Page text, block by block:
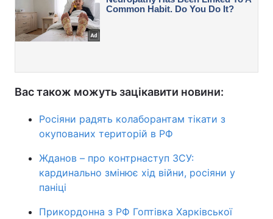
Вас також можуть зацікавити новини:
Росіяни радять колаборантам тікати з
окупованих територій в РФ
Жданов – про контрнаступ ЗСУ:
кардинально змінює хід війни, росіяни у
паніці
Прикордонна з РФ Гоптівка Харківської